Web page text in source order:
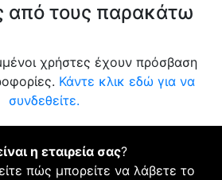
από τους παρακάτω
χρήστες έχουν πρόσβαση
Κάντε κλικ εδώ για να
συνδεθείτε.
η εταιρεία σας?
πώς μπορείτε να λάβετε το